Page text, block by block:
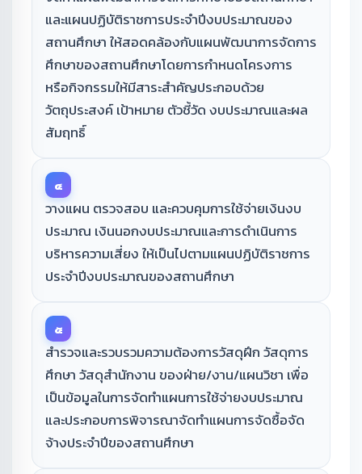
และแผนปฏิบัติราชการประจำปีงบประมาณของ
สถานศึกษา ให้สอดคล้องกับแผนพัฒนาการจัดการ
ศึกษาของสถานศึกษาโดยการกำหนดโครงการ
หรือกิจกรรมให้มีสาระสำคัญประกอบด้วย
วัตถุประสงค์ เป้าหมาย ตัวชี้วัด งบประมาณและผล
สัมฤทธิ์
๔
วางแผน ตรวจสอบ และควบคุมการใช้จ่ายเงินงบ
ประมาณ เงินนอกงบประมาณและการดำเนินการ
บริหารความเสี่ยง ให้เป็นไปตามแผนปฏิบัติราชการ
ประจำปีงบประมาณของสถานศึกษา
๕
สำรวจและรวบรวมความต้องการวัสดุฝึก วัสดุการ
ศึกษา วัสดุสำนักงาน ของฝ่าย/งาน/แผนวิชา เพื่อ
เป็นข้อมูลในการจัดทำแผนการใช้จ่ายงบประมาณ
และประกอบการพิจารณาจัดทำแผนการจัดซื้อจัด
จ้างประจำปีของสถานศึกษา